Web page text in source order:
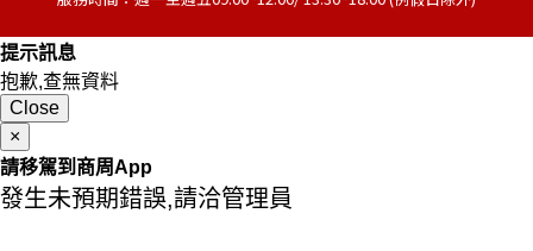
提示訊息
抱歉,查無資料
Close
×
請移駕到商周App
發生未預期錯誤,請洽管理員